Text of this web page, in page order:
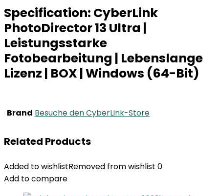
Specification: CyberLink
PhotoDirector 13 Ultra |
Leistungsstarke
Fotobearbeitung | Lebenslange
Lizenz | BOX | Windows (64-Bit)
Brand Besuche den CyberLink-Store
Related Products
Added to wishlistRemoved from wishlist 0
Add to compare